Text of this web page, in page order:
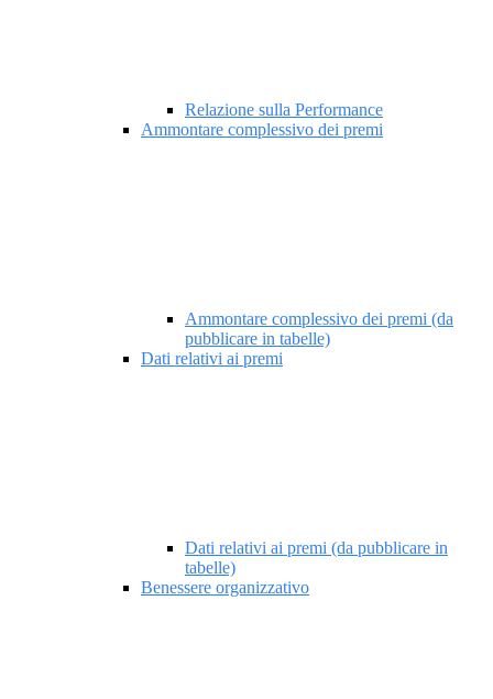
Relazione sulla Performance
Ammontare complessivo dei premi
Ammontare complessivo dei premi (da
pubblicare in tabelle)
Dati relativi ai premi
Dati relativi ai premi (da pubblicare in
tabelle)
Benessere organizzativo